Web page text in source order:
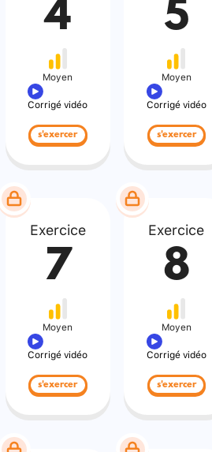
4
Moyen
Corrigé vidéo
s'exercer
5
Moyen
Corrigé vidéo
s'exercer
Exercice
7
Moyen
Corrigé vidéo
s'exercer
Exercice
8
Moyen
Corrigé vidéo
s'exercer